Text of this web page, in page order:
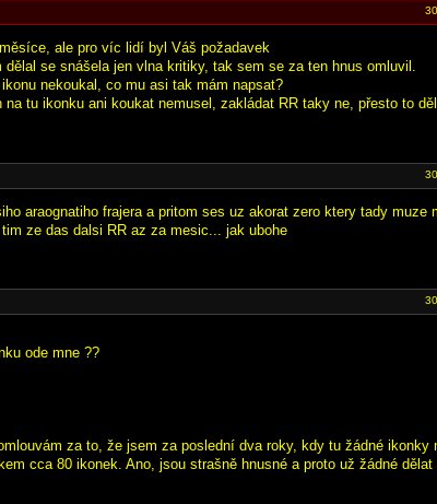
ale pro víc lidí byl Váš požadavek
se snášela jen vlna kritiky, tak sem se za ten hnus omluvil.
nekoukal, co mu asi tak mám napsat?
tu ikonku ani koukat nemusel, zakládat RR taky ne, přesto to
araognatiho frajera a pritom ses uz akorat zero ktery tady muze
ze das dalsi RR az za mesic... jak ubohe
ode mne ??
za to, že jsem za poslední dva roky, kdy tu žádné ikonky
cca 80 ikonek. Ano, jsou strašně hnusné a proto už žádné dělat